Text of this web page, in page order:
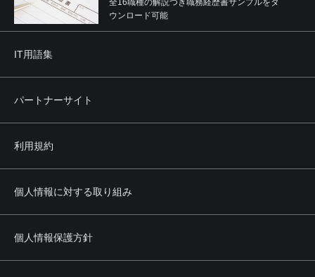
の利用者、その他第三者の業務を妨害する行為
(5) その他前各号に準ずる行為
第4条 禁止事項
利用者は、本サービスの利用にあたり、次のいずれの行為
せん。
(3) 法令もしくは公序良俗に反し、またはそのおそれのある
シー権、肖像権その他の権利を侵害する行為
これを誹謗中傷する行為
(6) 本サービスの正常かつ円滑な運営を妨げる行為
その他当社が不適切と認める行為
全16職種の解説つき職務経歴書サンプルをダ
ウンロード可能
IT用語集
パートナーサイト
利用規約
個人情報に対する取り組み
個人情報保護方針